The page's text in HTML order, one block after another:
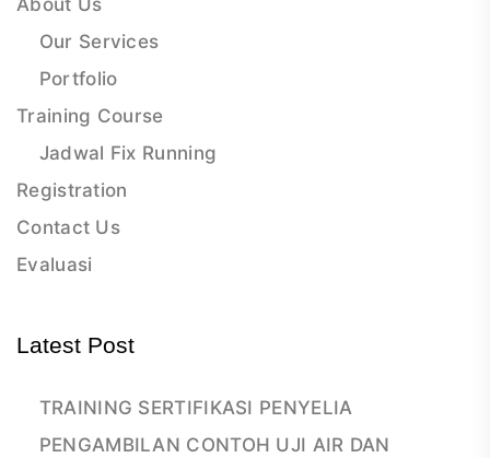
About Us
Our Services
Portfolio
Training Course
Jadwal Fix Running
Registration
Contact Us
Evaluasi
Latest Post
TRAINING SERTIFIKASI PENYELIA
PENGAMBILAN CONTOH UJI AIR DAN